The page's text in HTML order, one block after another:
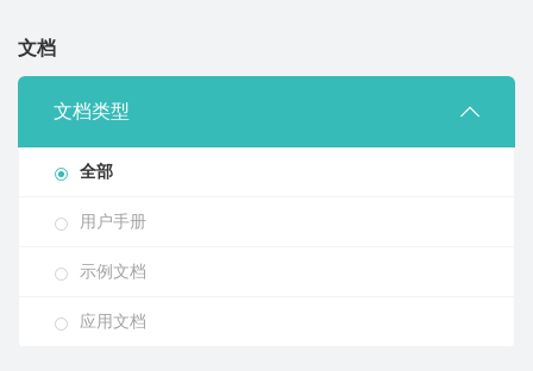
文档
文档类型
全部
用户手册
示例文档
应用文档